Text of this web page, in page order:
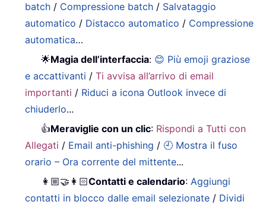
batch / Compressione batch / Salvataggio
automatico / Distacco automatico / Compressione
automatica…
🌟Magia dell’interfaccia: 😊 Più emoji graziose
e accattivanti /Ti avvisa all’arrivo di email
importanti / Riduci a icona Outlook invece di
chiuderlo...
👍Meraviglie con un clic: Rispondi a Tutti con
Allegati / Email anti-phishing / 🕘 Mostra il fuso
orario – Ora corrente del mittente...
👩🏼‍🤝‍👩🏻Contatti e calendario:Aggiungi
contatti in blocco dalle email selezionate / Dividi